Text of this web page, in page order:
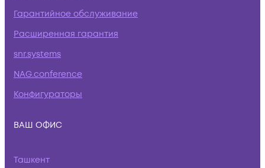
Гарантийное обслуживание
Расширенная гарантия
snr.systems
NAG.conference
Конфигураторы
ВАШ ОФИС
Ташкент